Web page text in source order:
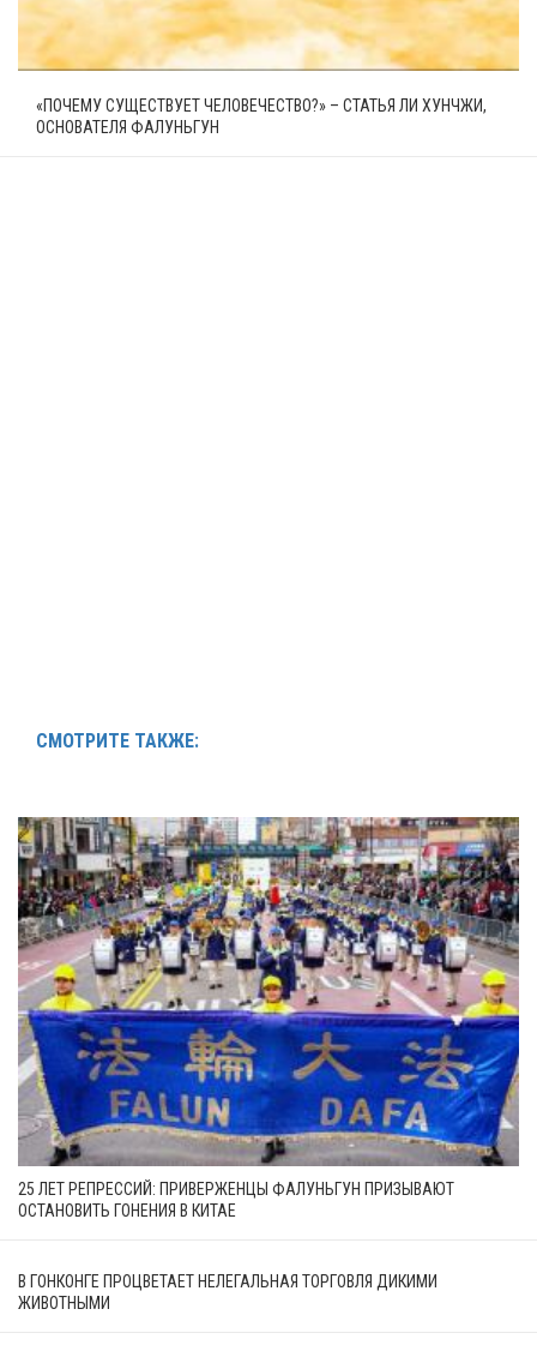
«ПОЧЕМУ СУЩЕСТВУЕТ ЧЕЛОВЕЧЕСТВО?» – СТАТЬЯ ЛИ ХУНЧЖИ,
ОСНОВАТЕЛЯ ФАЛУНЬГУН
СМОТРИТЕ ТАКЖЕ:
25 ЛЕТ РЕПРЕССИЙ: ПРИВЕРЖЕНЦЫ ФАЛУНЬГУН ПРИЗЫВАЮТ
ОСТАНОВИТЬ ГОНЕНИЯ В КИТАЕ
В ГОНКОНГЕ ПРОЦВЕТАЕТ НЕЛЕГАЛЬНАЯ ТОРГОВЛЯ ДИКИМИ
ЖИВОТНЫМИ